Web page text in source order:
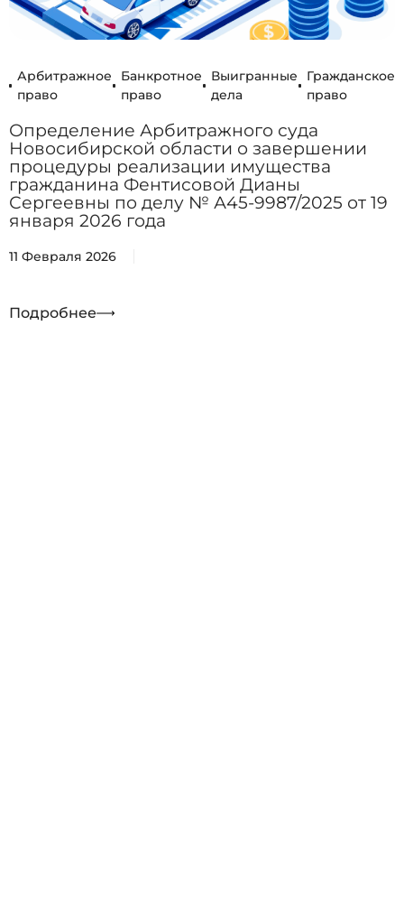
Арбитражное
право
Банкротное
право
Выигранные
дела
Гражданское
право
Определение Арбитражного суда
Новосибирской области о завершении
процедуры реализации имущества
гражданина Фентисовой Дианы
Сергеевны по делу № А45-9987/2025 от 19
января 2026 года
11 Февраля 2026
Подробнее